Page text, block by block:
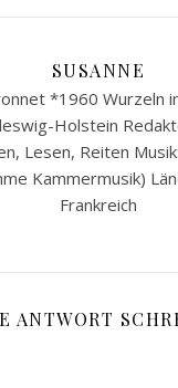
SUSANNE
*1960 Wurzeln
Holstein
Lesen, Reiten
Kammermusik)
Frankreich
ANTWORT